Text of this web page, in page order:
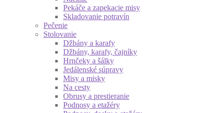
Pekáče a zapekacie misy
Skladovanie potravín
Pečenie
Stolovanie
Džbány a karafy
Džbány, karafy, čajníky
Hrnčeky a šálky
Jedálenské súpravy
Misy a misky
Na cesty
Obrusy a prestieranie
Podnosy a etažéry